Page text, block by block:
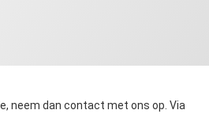
neem dan contact met ons op. Via